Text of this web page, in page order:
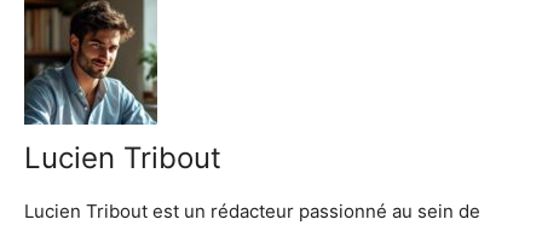
Lucien Tribout
Lucien Tribout est un rédacteur passionné au sein de